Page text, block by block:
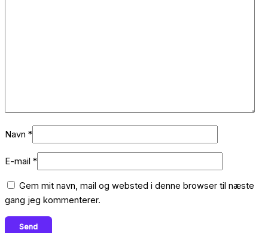
Navn *
E-mail *
Gem mit navn, mail og websted i denne browser til næste
gang jeg kommenterer.